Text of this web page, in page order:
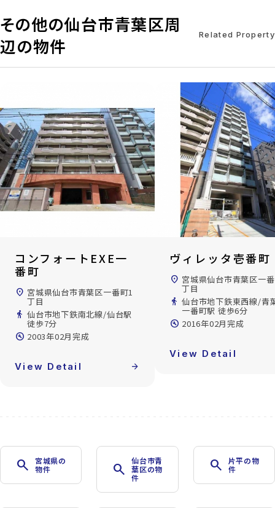
その他の仙台市青葉区周
辺の物件
Related Property
コンフォートEXE一
番町
location_on 宮城県仙台市青葉区一番町1
丁目
directions_walk 仙台市地下鉄南北線/仙台駅
徒歩7分
build_circle 2003年02月完成
View Detail arrow_forward
ヴィレッタ壱番町
location_on 宮城県仙台市青葉区一
丁目
directions_walk 仙台市地下鉄東西線/青
一番町駅 徒歩6分
build_circle 2016年02月完成
View Detail
search
宮城県の
物件
search
仙台市青
葉区の物
件
search
片平の物
件